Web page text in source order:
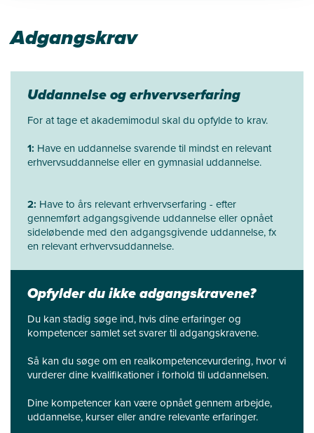
Adgangskrav
Uddannelse og erhvervserfaring
For at tage et akademimodul skal du opfylde to krav.
1: Have en uddannelse svarende til mindst en relevant
erhvervsuddannelse eller en gymnasial uddannelse.
2: Have to års relevant erhvervserfaring - efter
gennemført adgangsgivende uddannelse eller opnået
sideløbende med den adgangsgivende uddannelse, fx
en relevant erhvervsuddannelse.
Opfylder du ikke adgangskravene?
Du kan stadig søge ind, hvis dine erfaringer og
kompetencer samlet set svarer til adgangskravene.
Så kan du søge om en realkompetencevurdering, hvor vi
vurderer dine kvalifikationer i forhold til uddannelsen.
Dine kompetencer kan være opnået gennem arbejde,
uddannelse, kurser eller andre relevante erfaringer.